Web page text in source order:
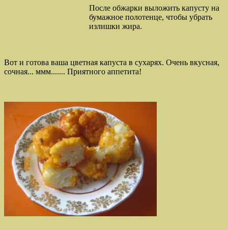
После обжарки выложить капусту на
бумажное полотенце, чтобы убрать
излишки жира.
Вот и готова ваша цветная капуста в сухарях. Очень вкусная,
сочная... ммм....... Приятного аппетита!